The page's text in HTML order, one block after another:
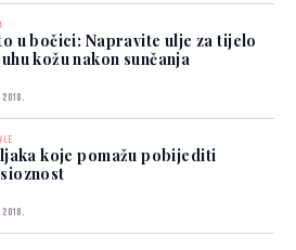
u bočici: Napravite ulje za tijelo
kožu nakon sunčanja
2018.
koje pomažu pobijediti